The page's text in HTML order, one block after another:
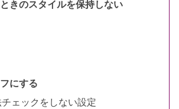
きのスタイルを保持しない
にする
ェックをしない設定